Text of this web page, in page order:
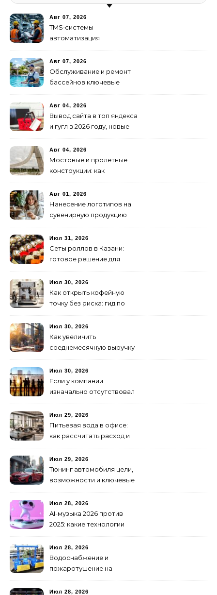
Авг 07, 2026
TMS‑системы
автоматизация
Авг 07, 2026
Обслуживание и ремонт
бассейнов ключевые
Авг 04, 2026
Вывод сайта в топ яндекса
и гугл в 2026 году, новые
Авг 04, 2026
Мостовые и пролетные
конструкции: как
изготовление и поставку
Авг 01, 2026
Нанесение логотипов на
сувенирную продукцию
Июл 31, 2026
Сеты роллов в Казани:
готовое решение для
друзьями
Июл 30, 2026
Как открыть кофейную
точку без риска: гид по
Июл 30, 2026
Как увеличить
среднемесячную выручку
лишних затрат
Июл 30, 2026
Если у компании
изначально отсутствовал
как не утонуть в хаосе
Июл 29, 2026
Питьевая вода в офисе:
как рассчитать расход и
Июл 29, 2026
Тюнинг автомобиля цели,
возможности и ключевые
транспортных средств
Июл 28, 2026
AI-музыка 2026 против
2025: какие технологии
создание клипов
изменилось навсегда
Июл 28, 2026
Водоснабжение и
пожаротушение на
оборудование
Июл 28, 2026